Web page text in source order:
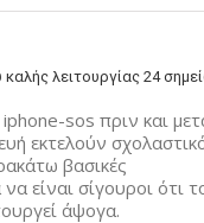
λειτουργίας 24
iphone-sos πριν και
εκτελούν
βασικές
να είναι σίγουροι ότι
άψογα.